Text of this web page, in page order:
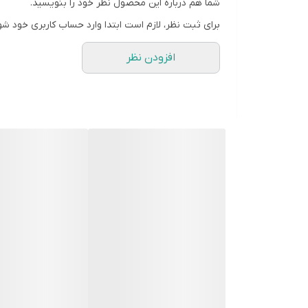
شما هم درباره این محصول نظر خود را بنویسید.
برای ثبت نظر، لازم است ابتدا وارد حساب کاربری خود
افزودن نظر